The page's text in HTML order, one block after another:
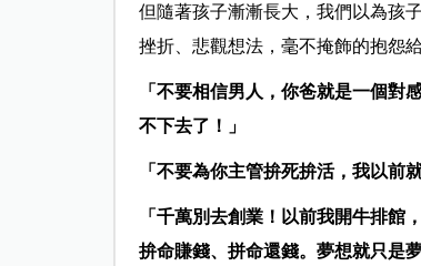
但隨著孩子漸漸長大，我們以為孩
挫折、悲觀想法，毫不掩飾的抱怨
「不要相信男人，你爸就是一個對
不下去了！」
「不要為你主管拚死拚活，我以前
「千萬別去創業！以前我開牛排
拚命賺錢、拼命還錢。夢想就只是